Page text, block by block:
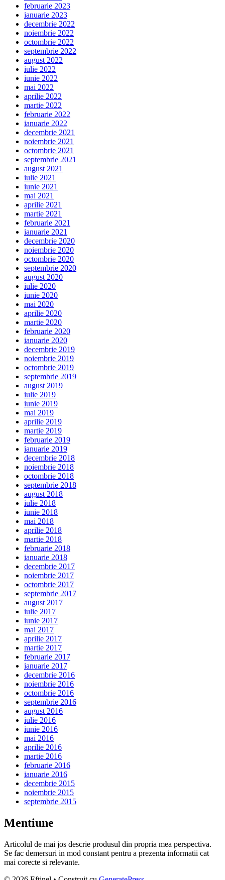
februarie 2023
ianuarie 2023
decembrie 2022
noiembrie 2022
octombrie 2022
septembrie 2022
august 2022
iulie 2022
iunie 2022
mai 2022
aprilie 2022
martie 2022
februarie 2022
ianuarie 2022
decembrie 2021
noiembrie 2021
octombrie 2021
septembrie 2021
august 2021
iulie 2021
iunie 2021
mai 2021
aprilie 2021
martie 2021
februarie 2021
ianuarie 2021
decembrie 2020
noiembrie 2020
octombrie 2020
septembrie 2020
august 2020
iulie 2020
iunie 2020
mai 2020
aprilie 2020
martie 2020
februarie 2020
ianuarie 2020
decembrie 2019
noiembrie 2019
octombrie 2019
septembrie 2019
august 2019
iulie 2019
iunie 2019
mai 2019
aprilie 2019
martie 2019
februarie 2019
ianuarie 2019
decembrie 2018
noiembrie 2018
octombrie 2018
septembrie 2018
august 2018
iulie 2018
iunie 2018
mai 2018
aprilie 2018
martie 2018
februarie 2018
ianuarie 2018
decembrie 2017
noiembrie 2017
octombrie 2017
septembrie 2017
august 2017
iulie 2017
iunie 2017
mai 2017
aprilie 2017
martie 2017
februarie 2017
ianuarie 2017
decembrie 2016
noiembrie 2016
octombrie 2016
septembrie 2016
august 2016
iulie 2016
iunie 2016
mai 2016
aprilie 2016
martie 2016
februarie 2016
ianuarie 2016
decembrie 2015
noiembrie 2015
septembrie 2015
Mentiune
Articolul de mai jos descrie produsul din propria mea perspectiva.
Se fac demersuri in mod constant pentru a prezenta informatii cat
mai corecte si relevante.